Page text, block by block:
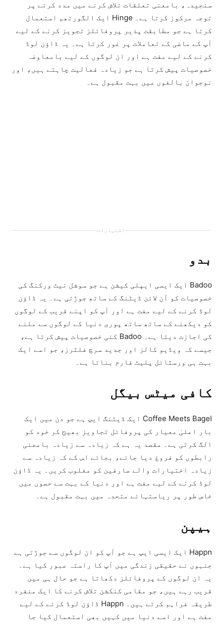
سنجیدہ، بامعنی تعلقات تلاش کرنے میں مدد کرنے پر
توجہ مرکوز کرتا ہے۔ Hinge ایک الگورتھم استعمال
کرتا ہے جو مطابقت پذیر پروفائلز تجویز کرنے کے لیے
آپ کے ماضی کے تعاملات پر غور کرتا ہے۔ یہ ڈاؤن لوڈ
کرنے کے لیے مفت ہے اور ان لوگوں کے لیے بامعاوضہ
خصوصیات پیش کرتا ہے جو زیادہ فعالیت چاہتے ہیں، اور
نوجوان بالغوں میں بہت مقبول ہے۔
اشتہارات
بدو
Badoo ایک ایسی ایپلی کیشن ہے جو سوشل نیٹ ورکنگ کی
خصوصیات کو آن لائن ڈیٹنگ کے ساتھ جوڑتی ہے۔ یہ ڈاؤن
لوڈ کرنے کے لیے مفت ہے اور آپ کو اپنے قریب کے لوگوں
کو دیکھنے کے ساتھ ساتھ پوری دنیا کے لوگوں سے ملنے
کی اجازت دیتا ہے۔ Badoo کئی خصوصیات پیش کرتا ہے،
جیسے کہ ویڈیو کالز اور جدید سرچ فلٹرز، جو اسے ایک
بہت ہی ورسٹائل پلیٹ فارم بناتا ہے۔
کافی میٹس بیگل
Coffee Meets Bagel ایک ڈیٹنگ ایپ ہے جو دن میں ایک
بار اعلیٰ معیار کی پروفائل تجاویز بھیج کر خود کو
الگ کرتی ہے۔ مقصد یہ ہے کہ زیادہ سے زیادہ بامعنی
رابطوں کو فروغ دیا جائے، بجائے اس کے کہ زیادہ سے
زیادہ اختیارات والے صارفین کو مغلوب کریں۔ یہ ڈاؤن
لوڈ کرنے کے لیے مفت ہے اور دنیا کے بہت سے حصوں میں
خاص طور پر ریاستہائے متحدہ میں بہت مقبول ہے۔
ہیپن
Happn ایک ایسی ایپ ہے جو آپ کو ان لوگوں سے جوڑتی ہے
جنہوں نے حقیقی زندگی میں آپ کا راستہ عبور کیا ہے۔
یہ ان لوگوں کے پروفائلز دکھاتا ہے جو حال ہی میں
قریب رہے ہیں، جو مقامی کنکشن تلاش کرنے کا ایک منفرد
طریقہ فراہم کرتے ہیں۔ Happn ڈاؤن لوڈ کرنے کے لیے
مفت ہے اور اسے دنیا میں کہیں بھی استعمال کیا جا